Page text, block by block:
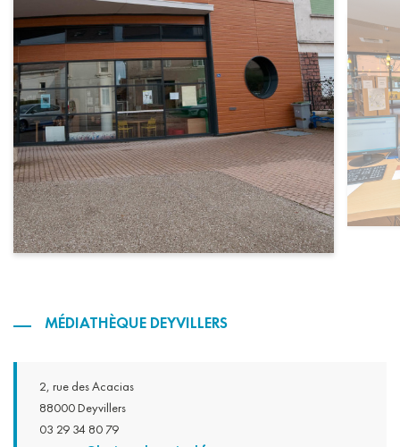
MÉDIATHÈQUE DEYVILLERS
2, rue des Acacias
88000 Deyvillers
03 29 34 80 79